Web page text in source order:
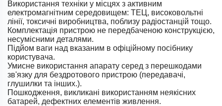
Використання техніки у місцях з активним
електромагнітним середовищем: ТЕЦ, високовольтні
лінії, токсичні виробництва, поблизу радіостанцій тощо.
Комплектація пристрою не передбаченою конструкцією,
несумісними деталями.
Підйом ваги над вказаним в офіційному посібнику
користувача.
Умисне використання апарату серед з перешкодами
зв'язку для бездротового пристрою (передавачі,
глушилки та інших.).
Пошкодження, викликані використанням неякісних
батарей, дефектних елементів живлення.